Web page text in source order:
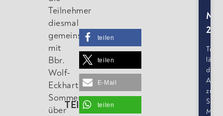
Teilnehmer
diesmal
gemeinsam
mit
Bbr.
Wolf-
Eckhart
Sommer
überTEILEN:
teilen
teilen
E-Mail
teilen
lädt
der
zu
St.